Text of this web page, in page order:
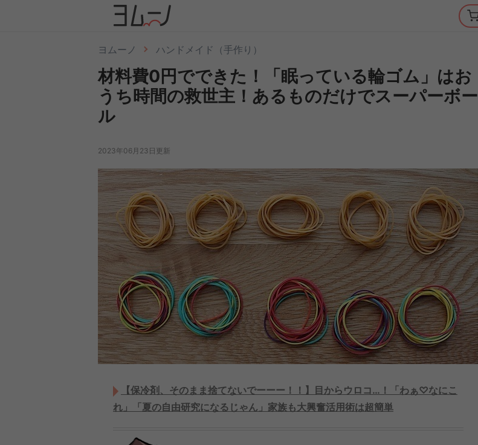
ヨムーノ ハンドメイド（手作り）
材料費0円でできた！「眠っている輪ゴム」はお
うち時間の救世主！あるものだけでスーパーボー
ル
2023年06月23日更新
【保冷剤、そのまま捨てないでーーー！！】目からウロコ…！「わぁ♡なにこ
れ」「夏の自由研究になるじゃん」家族も大興奮活用術は超簡単